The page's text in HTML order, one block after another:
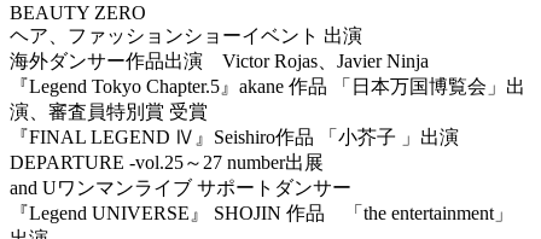
BEAUTY ZERO
ヘア、ファッションショーイベント 出演
海外ダンサー作品出演 Victor Rojas、Javier Ninja
『Legend Tokyo Chapter.5』akane 作品 「日本万国博覧会」出
演、審査員特別賞 受賞
『FINAL LEGEND Ⅳ』Seishiro作品 「小芥子 」出演
DEPARTURE -vol.25～27 number出展
and Uワンマンライブ サポートダンサー
『Legend UNIVERSE』 SHOJIN 作品 「the entertainment」